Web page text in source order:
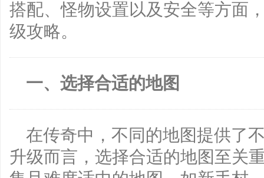
搭配、怪物设置以及安全等方面
级攻略。
一、选择合适的地图
在传奇中，不同的地图提供了
升级而言，选择合适的地图至关